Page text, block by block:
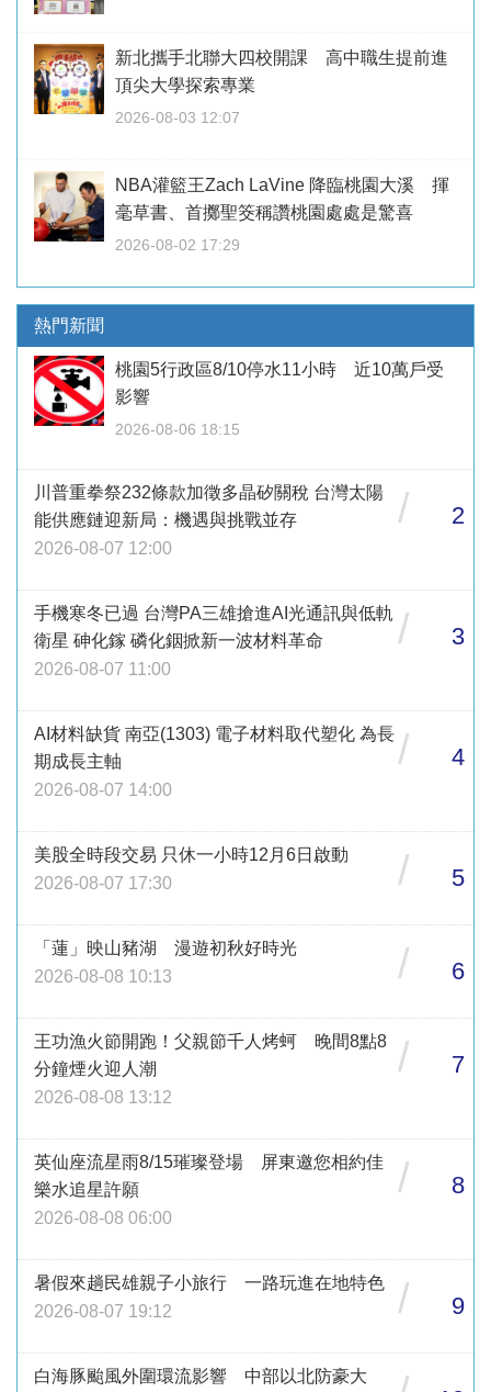
新北攜手北聯大四校開課 高中職生提前進
頂尖大學探索專業
2026-08-03 12:07
NBA灌籃王Zach LaVine 降臨桃園大溪 揮
毫草書、首擲聖筊稱讚桃園處處是驚喜
2026-08-02 17:29
熱門新聞
桃園5行政區8/10停水11小時 近10萬戶受
影響
2026-08-06 18:15
川普重拳祭232條款加徵多晶矽關稅 台灣太陽
能供應鏈迎新局：機遇與挑戰並存
2026-08-07 12:00
/ 2
手機寒冬已過 台灣PA三雄搶進AI光通訊與低軌
衛星 砷化鎵 磷化銦掀新一波材料革命
2026-08-07 11:00
/ 3
AI材料缺貨 南亞(1303) 電子材料取代塑化 為長
期成長主軸
2026-08-07 14:00
/ 4
美股全時段交易 只休一小時12月6日啟動
2026-08-07 17:30
/ 5
「蓮」映山豬湖 漫遊初秋好時光
2026-08-08 10:13
/ 6
王功漁火節開跑！父親節千人烤蚵 晚間8點8
分鐘煙火迎人潮
2026-08-08 13:12
/ 7
英仙座流星雨8/15璀璨登場 屏東邀您相約佳
樂水追星許願
2026-08-08 06:00
/ 8
暑假來趟民雄親子小旅行 一路玩進在地特色
2026-08-07 19:12
/ 9
白海豚颱風外圍環流影響 中部以北防豪大